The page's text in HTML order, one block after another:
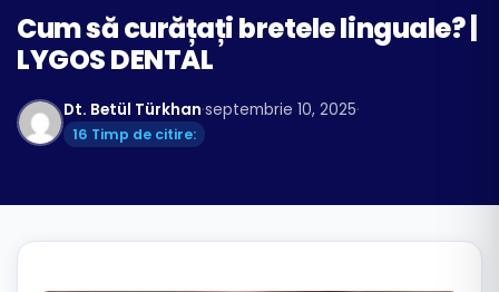
Français
Cum să curățați bretele linguale? |
LYGOS DENTAL
Dt. Betül Türkhan·septembrie 10, 2025·
16 Timp de citire: